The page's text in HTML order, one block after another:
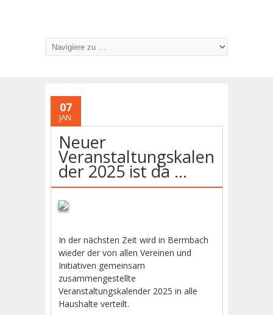
07
JAN.
Neuer
Veranstaltungskalen
der 2025 ist da …
In der nächsten Zeit wird in Bermbach
wieder der von allen Vereinen und
Initiativen gemeinsam
zusammengestellte
Veranstaltungskalender 2025 in alle
Haushalte verteilt.